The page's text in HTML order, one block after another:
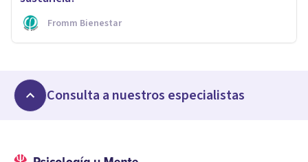
Fromm Bienestar
Consulta a nuestros especialistas